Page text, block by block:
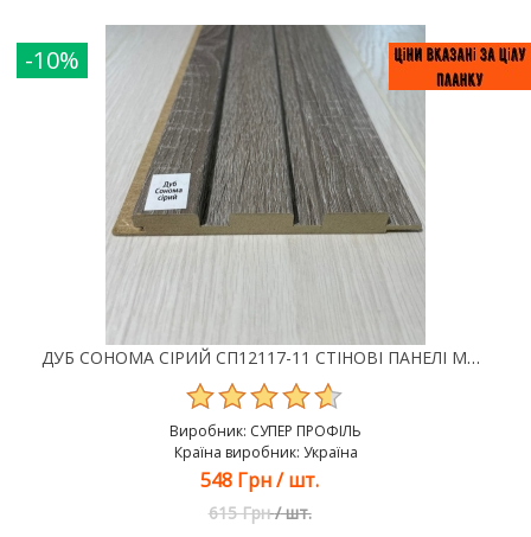
ДУБ СОНОМА СІРИЙ СП12117-11 СТІНОВІ ПАНЕЛІ МДФ SUPER PROFIL
Виробник: СУПЕР ПРОФІЛЬ
Країна виробник: Україна
-10%
548 Грн/шт.
615 Грн /шт.